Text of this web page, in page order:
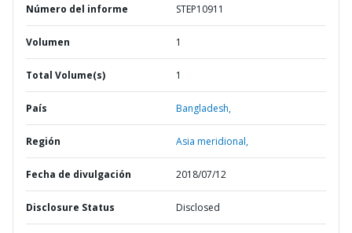
Número del informe STEP10911
Volumen 1
Total Volume(s) 1
País Bangladesh,
Región Asia meridional,
Fecha de divulgación 2018/07/12
Disclosure Status Disclosed